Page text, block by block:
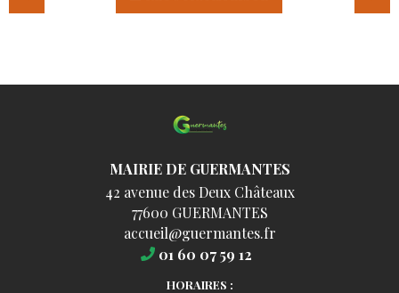
MAIRIE DE GUERMANTES
42 avenue des Deux Châteaux
77600 GUERMANTES
accueil@guermantes.fr
01 60 07 59 12
HORAIRES :